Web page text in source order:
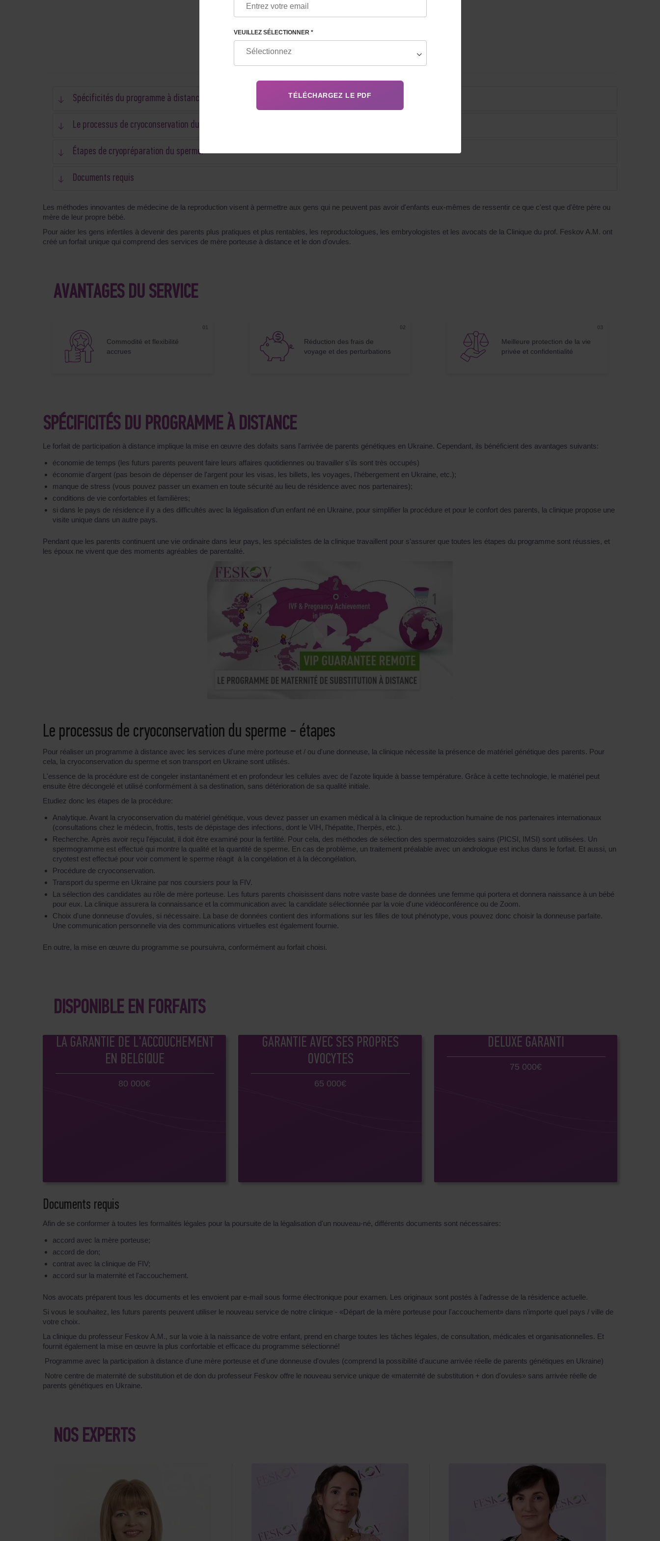
Spécificités du programme à distance
Le processus de cryoconservation du sperme - étapes
Étapes de cryopréparation du sperme:
Documents requis
Les méthodes innovantes de médecine de la reproduction visent à permettre aux gens qui ne peuvent pas avoir d'enfants eux-mêmes de ressentir ce que c'est que d'être père ou
mère de leur propre bébé.
Pour aider les gens infertiles à devenir des parents plus pratiques et plus rentables, les reproductologues, les embryologistes et les avocats de la Clinique du prof. Feskov A.M. ont
créé un forfait unique qui comprend des services de mère porteuse à distance et le don d'ovules.
AVANTAGES DU SERVICE
Commodité et flexibilité
accrues
Réduction des frais de
voyage et des perturbations
Meilleure protection de la vie
privée et confidentialité
SPÉCIFICITÉS DU PROGRAMME À DISTANCE
Le forfait de participation à distance implique la mise en œuvre des dofaits sans l'arrivée de parents génétiques en Ukraine. Cependant, ils bénéficient des avantages suivants:
économie de temps (les futurs parents peuvent faire leurs affaires quotidiennes ou travailler s'ils sont très occupés)
économie d'argent (pas besoin de dépenser de l'argent pour les visas, les billets, les voyages, l'hébergement en Ukraine, etc.);
manque de stress (vous pouvez passer un examen en toute sécurité au lieu de résidence avec nos partenaires);
conditions de vie confortables et familières;
si dans le pays de résidence il y a des difficultés avec la légalisation d'un enfant né en Ukraine, pour simplifier la procédure et pour le confort des parents, la clinique propose une
visite unique dans un autre pays.
Pendant que les parents continuent une vie ordinaire dans leur pays, les spécialistes de la clinique travaillent pour s’assurer que toutes les étapes du programme sont réussies, et
les époux ne vivent que des moments agréables de parentalité.
Le processus de cryoconservation du sperme - étapes
Pour réaliser un programme à distance avec les services d'une mère porteuse et / ou d'une donneuse, la clinique nécessite la présence de matériel génétique des parents. Pour
cela, la cryoconservation du sperme et son transport en Ukraine sont utilisés.
L'essence de la procédure est de congeler instantanément et en profondeur les cellules avec de l'azote liquide à basse température. Grâce à cette technologie, le matériel peut
ensuite être décongelé et utilisé conformément à sa destination, sans détérioration de sa qualité initiale.
Etudiez donc les étapes de la procédure:
Analytique. Avant la cryoconservation du matériel génétique, vous devez passer un examen médical à la clinique de reproduction humaine de nos partenaires internationaux
(consultations chez le médecin, frottis, tests de dépistage des infections, dont le VIH, l'hépatite, l'herpès, etc.).
Recherche. Après avoir reçu l'éjaculat, il doit être examiné pour la fertilité. Pour cela, des méthodes de sélection des spermatozoïdes sains (PICSI, IMSI) sont utilisées. Un
spermogramme est effectué qui montre la qualité et la quantité de sperme. En cas de problème, un traitement préalable avec un andrologue est inclus dans le forfait. Et aussi, un
cryotest est effectué pour voir comment le sperme réagit à la congélation et à la décongélation.
Procédure de cryoconservation.
Transport du sperme en Ukraine par nos coursiers pour la FIV.
La sélection des candidates au rôle de mère porteuse. Les futurs parents choisissent dans notre vaste base de données une femme qui portera et donnera naissance à un bébé
pour eux. La clinique assurera la connaissance et la communication avec la candidate sélectionnée par la voie d'une vidéoconférence ou de Zoom.
Choix d'une donneuse d'ovules, si nécessaire. La base de données contient des informations sur les filles de tout phénotype, vous pouvez donc choisir la donneuse parfaite.
Une communication personnelle via des communications virtuelles est également fournie.
En outre, la mise en œuvre du programme se poursuivra, conformément au forfait choisi.
DISPONIBLE EN FORFAITS
LA GARANTIE DE L'ACCOUCHEMENT
EN BELGIQUE
80 000€
GARANTIE AVEC SES PROPRES
OVOCYTES
65 000€
DELUXE GARANTI
75 000€
Documents requis
Afin de se conformer à toutes les formalités légales pour la poursuite de la légalisation d'un nouveau-né, différents documents sont nécessaires:
accord avec la mère porteuse;
accord de don;
contrat avec la clinique de FIV;
accord sur la maternité et l'accouchement.
Nos avocats préparent tous les documents et les envoient par e-mail sous forme électronique pour examen. Les originaux sont postés à l'adresse de la résidence actuelle.
Si vous le souhaitez, les futurs parents peuvent utiliser le nouveau service de notre clinique - «Départ de la mère porteuse pour l'accouchement» dans n'importe quel pays / ville de
votre choix.
La clinique du professeur Feskov A.M., sur la voie à la naissance de votre enfant, prend en charge toutes les tâches légales, de consultation, médicales et organisationnelles. Et
fournit également la mise en œuvre la plus confortable et efficace du programme sélectionné!
Programme avec la participation à distance d'une mère porteuse et d'une donneuse d'ovules (comprend la possibilité d'aucune arrivée réelle de parents génétiques en Ukraine)
Notre centre de maternité de substitution et de don du professeur Feskov offre le nouveau service unique de «maternité de substitution + don d'ovules» sans arrivée réelle de
parents génétiques en Ukraine.
NOS EXPERTS
VEUILLEZ SÉLECTIONNER *